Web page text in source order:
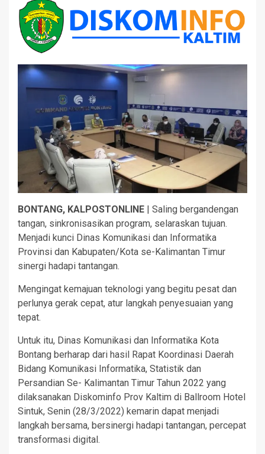
BONTANG, KALPOSTONLINE
| Saling bergandengan
tangan, sinkronisasikan program, selaraskan tujuan.
Menjadi kunci Dinas Komunikasi dan Informatika
Provinsi dan Kabupaten/Kota se-Kalimantan Timur
sinergi hadapi tantangan.
Mengingat kemajuan teknologi yang begitu pesat dan
perlunya gerak cepat, atur langkah penyesuaian yang
tepat.
Untuk itu, Dinas Komunikasi dan Informatika Kota
Bontang berharap dari hasil Rapat Koordinasi Daerah
Bidang Komunikasi Informatika, Statistik dan
Persandian Se- Kalimantan Timur Tahun 2022 yang
dilaksanakan Diskominfo Prov Kaltim di Ballroom Hotel
Sintuk, Senin (28/3/2022) kemarin dapat menjadi
langkah bersama, bersinergi hadapi tantangan, percepat
transformasi digital.